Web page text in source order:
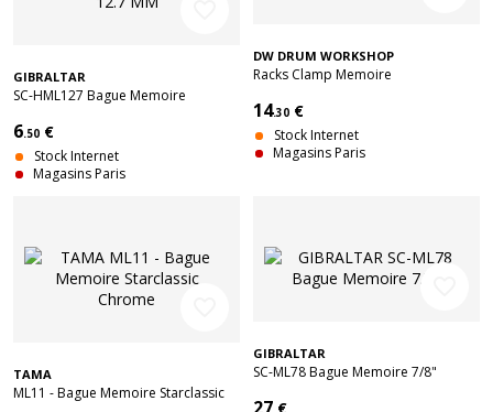
GIBRALTAR
SC-HML127 Bague Memoire
6.50 €
Stock Internet
Magasins Paris
DW DRUM WORKSHOP
Racks Clamp Memoire
14.30 €
Stock Internet
Magasins Paris
TAMA
ML11 - Bague Memoire Starclassic
GIBRALTAR
SC-ML78 Bague Memoire 7/8"